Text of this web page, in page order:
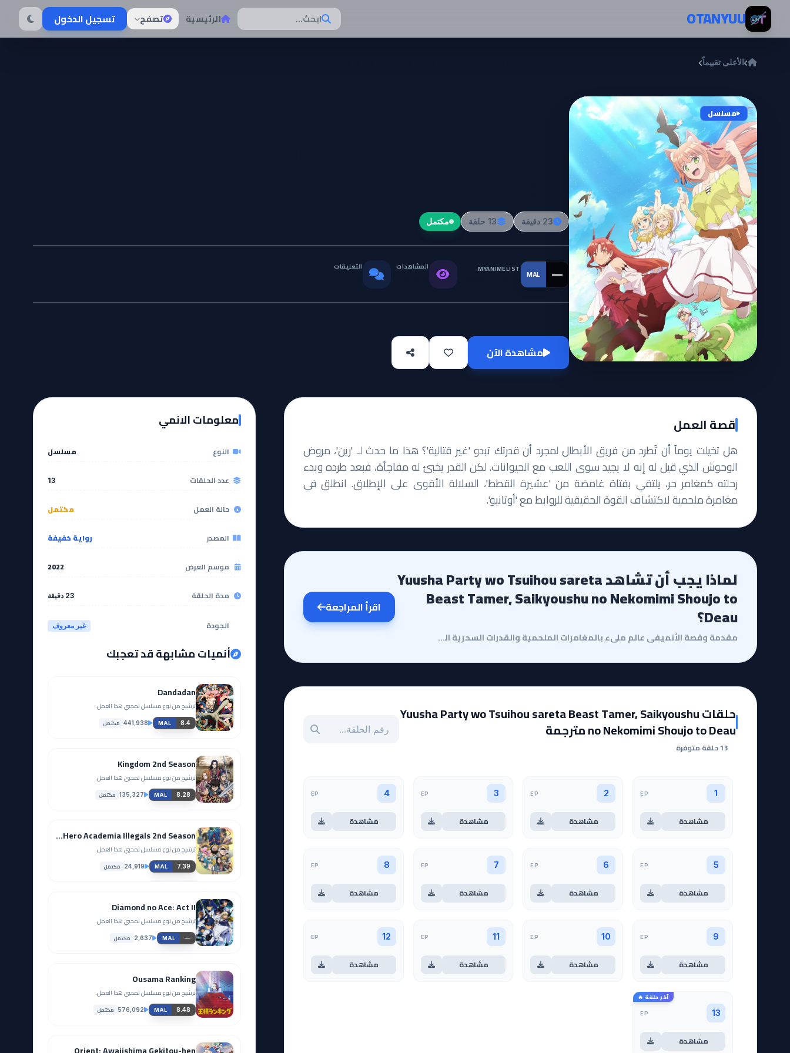
تخطي إلى المحتوىOTANYUU ابحث... الرئيسية تصفح تسجيل الدخول
الأعلى تقييماً
مسلسل
23 دقيقة 13 حلقة مكتمل
MAL —
MYANIMELIST المشاهدات التعليقات
مشاهدة الآن
قصة العمل
هل تخيلت يوماً أن تُطرد من فريق الأبطال لمجرد أن قدرتك تبدو 'غير قتالية'؟ هذا ما حدث لـ 'رين'، مروض
الوحوش الذي قيل له إنه لا يجيد سوى اللعب مع الحيوانات. لكن القدر يخبئ له مفاجأة، فبعد طرده وبدء
رحلته كمغامر حر، يلتقي بفتاة غامضة من 'عشيرة القطط'، السلالة الأقوى على الإطلاق. انطلق في
مغامرة ملحمية لاكتشاف القوة الحقيقية للروابط مع 'أوتانيو'.
لماذا يجب أن تشاهد Yuusha Party wo Tsuihou sareta
Beast Tamer, Saikyoushu no Nekomimi Shoujo to
Deau؟
مقدمة وقصة الأنميفي عالم مليء بالمغامرات الملحمية والقدرات السحرية الخارقة، يأخذنا أنمي Beast Tamer ...
اقرأ المراجعة
حلقات Yuusha Party wo Tsuihou sareta Beast Tamer, Saikyoushu
no Nekomimi Shoujo to Deau مترجمة
13 حلقة متوفرة
بحث عن حلقة بالرقم
1
EP
مشاهدة
2
EP
مشاهدة
3
EP
مشاهدة
4
EP
مشاهدة
5
EP
مشاهدة
6
EP
مشاهدة
7
EP
مشاهدة
8
EP
مشاهدة
9
EP
مشاهدة
10
EP
مشاهدة
11
EP
مشاهدة
12
EP
مشاهدة
آخر حلقة 🔥
13
EP
مشاهدة
معلومات الانمي
النوع مسلسل
عدد الحلقات 13
حالة العمل مكتمل
المصدر رواية خفيفة
موسم العرض 2022
مدة الحلقة 23 دقيقة
الجودة غير معروف
أنميات مشابهة قد تعجبك
Dandadan
ترشيح من نوع مسلسل لمحبي هذا العمل.
MAL 8.4
441,938 مكتمل
Kingdom 2nd Season
ترشيح من نوع مسلسل لمحبي هذا العمل.
MAL 8.28
135,327 مكتمل
Vigilante: Boku no Hero Academia Illegals 2nd Season
ترشيح من نوع مسلسل لمحبي هذا العمل.
MAL 7.39
24,919 مكتمل
Diamond no Ace: Act II
ترشيح من نوع مسلسل لمحبي هذا العمل.
MAL —
2,637 مكتمل
Ousama Ranking
ترشيح من نوع مسلسل لمحبي هذا العمل.
MAL 8.48
576,092 مكتمل